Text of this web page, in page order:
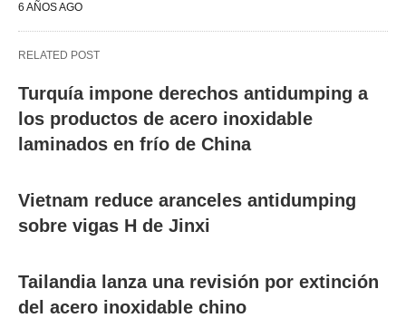
6 AÑOS AGO
RELATED POST
Turquía impone derechos antidumping a
los productos de acero inoxidable
laminados en frío de China
Vietnam reduce aranceles antidumping
sobre vigas H de Jinxi
Tailandia lanza una revisión por extinción
del acero inoxidable chino